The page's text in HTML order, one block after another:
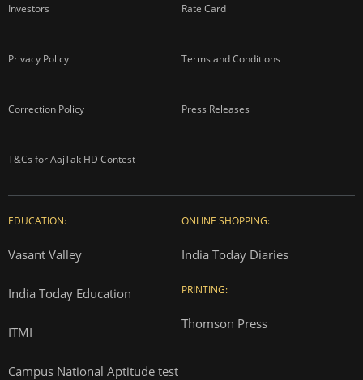
Investors Rate Card
Privacy Policy Terms and Conditions
Correction Policy Press Releases
T&Cs for AajTak HD Contest
EDUCATION:
Vasant Valley
India Today Education
ITMI
Campus National Aptitude test
ONLINE SHOPPING:
India Today Diaries
PRINTING:
Thomson Press